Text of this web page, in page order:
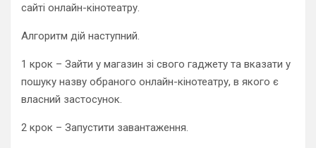
сайті онлайн-кінотеатру.
Алгоритм дій наступний.
1 крок – Зайти у магазин зі свого гаджету та вказати у
пошуку назву обраного онлайн-кінотеатру, в якого є
власний застосунок.
2 крок – Запустити завантаження.